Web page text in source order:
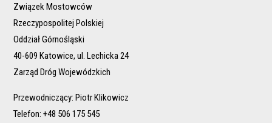
Związek Mostowców
Rzeczypospolitej Polskiej
Oddział Górnośląski
40-609 Katowice, ul. Lechicka 24
Zarząd Dróg Wojewódzkich
Przewodniczący: Piotr Klikowicz
Telefon: +48 506 175 545